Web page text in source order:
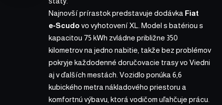
Najnovší prírastok predstavuje dodávka Fiat
e‑Scudo vo vyhotovení XL. Model s batériou s
kapacitou 75 kWh zvládne približne 350
kilometrov na jedno nabitie, takže bez problémov
pokryje každodenné doručovacie trasy vo Viedni
aj v ďalších mestách. Vozidlo ponúka 6,6
kubického metra nákladového priestoru a
komfortnú výbavu, ktorá vodičom uľahčuje prácu.